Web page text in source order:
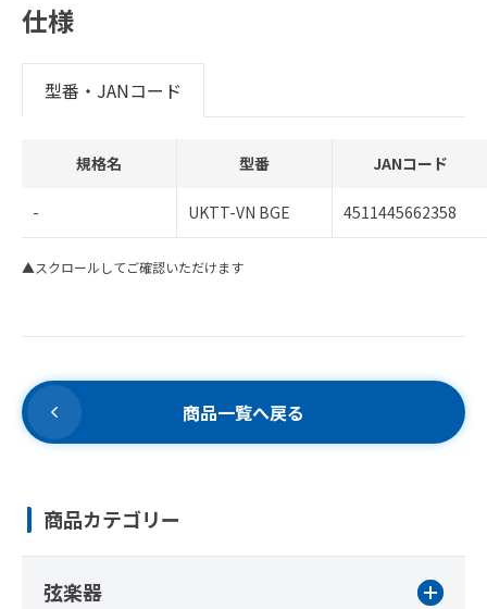
仕様
型番・JANコード
規格名 型番 JANコード
- UKTT-VN BGE 4511445662358
▲スクロールしてご確認いただけます
商品一覧へ戻る
商品カテゴリー
弦楽器